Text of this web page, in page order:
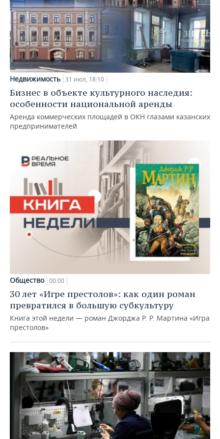
Недвижимость 31 июл, 18:10
Бизнес в объекте культурного наследия:
особенности национальной аренды
Аренда коммерческих площадей в ОКН глазами казанских
предпринимателей
Общество 00:00
30 лет «Игре престолов»: как один роман
превратился в большую субкультуру
Книга этой недели — роман Джорджа Р. Р. Мартина «Игра
престолов»